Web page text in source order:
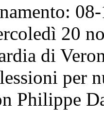
20
di
per
Philippe